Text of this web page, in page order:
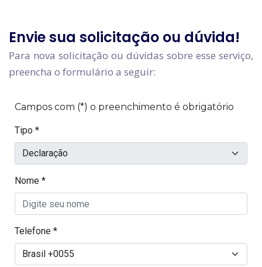
Envie sua solicitação ou dúvida!
Para nova solicitação ou dúvidas sobre esse serviço,
preencha o formulário a seguir: